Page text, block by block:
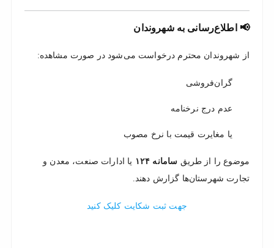
📢 اطلاع‌رسانی به شهروندان
از شهروندان محترم درخواست می‌شود در صورت مشاهده:
گران‌فروشی
عدم درج نرخنامه
یا مغایرت قیمت با نرخ مصوب
موضوع را از طریق سامانه ۱۲۴
یا ادارات صنعت، معدن و
تجارت شهرستان‌ها گزارش دهند.
جهت ثبت شکایت کلیک کنید